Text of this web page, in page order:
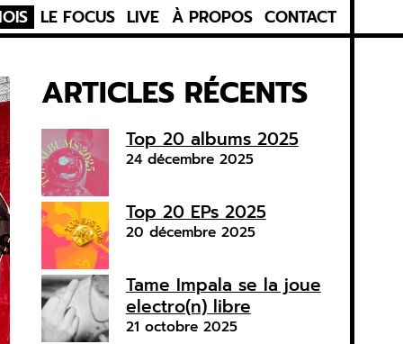
LE FOCUS LIVE À PROPOS CONTACT
ARTICLES RÉCENTS
Top 20 albums 2025
24 décembre 2025
Top 20 EPs 2025
20 décembre 2025
Tame Impala se la joue
electro(n) libre
21 octobre 2025